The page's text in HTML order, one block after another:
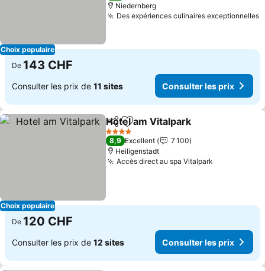
Choix populaire
Niedernberg
Des expériences culinaires exceptionnelles
De 143 CHF
Consulter les prix de 11 sites Consulter les prix
Choix populaire
PartagerAjouter à mes favoris
Hotel am Vitalpark
4 Étoiles
8,9 Excellent
7 100
Heiligenstadt
Accès direct au spa Vitalpark
De 120 CHF
Consulter les prix de 12 sites Consulter les prix